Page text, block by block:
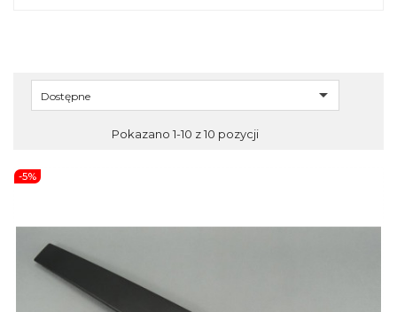
Dostępne 
Pokazano 1-10 z 10 pozycji
-5%